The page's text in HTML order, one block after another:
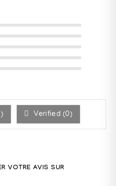
) Verified (0)
VOTRE AVIS SUR